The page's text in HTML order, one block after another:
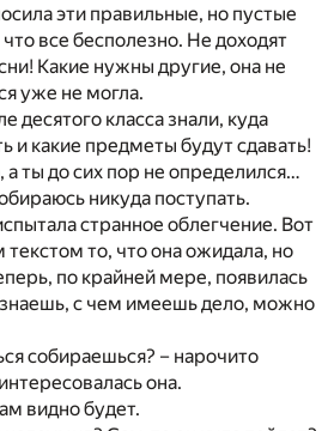
эти правильные, но пустые
все бесполезно. Не доходят
Какие нужны другие, она не
уже не могла.
десятого класса знали, куда
и какие предметы будут сдавать!
ты до сих пор не определился…
никуда поступать.
странное облегчение. Вот
текстом то, что она ожидала, но
по крайней мере, появилась
знаешь, с чем имеешь дело, можно
собираешься? – нарочито
она.
видно будет.